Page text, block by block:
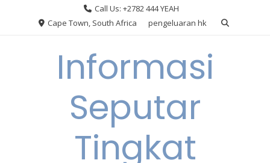
Call Us: +2782 444 YEAH
Cape Town, South Africa
pengeluaran hk
Informasi
Seputar
Tingkat